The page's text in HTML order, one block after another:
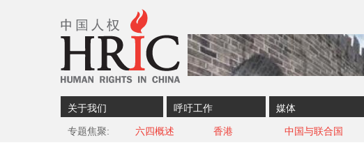
关于我们 呼吁工作 媒体
专题焦聚 六四概述 香港 中国与联合国